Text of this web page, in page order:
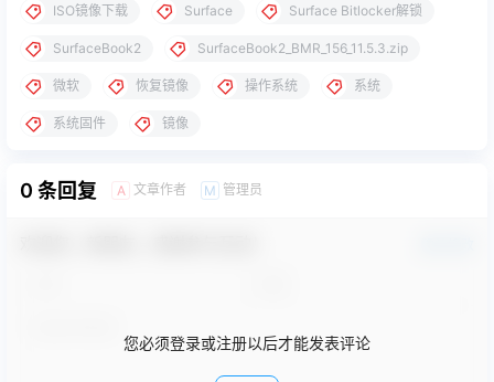
ISO镜像下载 Surface Surface Bitlocker解锁
SurfaceBook2 SurfaceBook2_BMR_156_11.5.3.zip
微软 恢复镜像 操作系统 系统
系统固件 镜像
0 条回复 A 文章作者 M 管理员
您必须登录或注册以后才能发表评论